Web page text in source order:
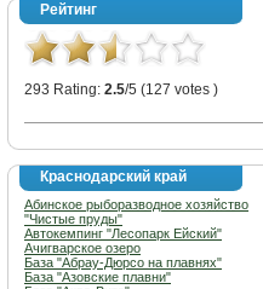
Рейтинг
293 Rating: 2.5/5 (127 votes )
Краснодарский край
Абинское рыборазводное хозяйство
"Чистые пруды"
Автокемпинг "Лесопарк Ейский"
Ачигварское озеро
База "Абрау-Дюрсо на плавнях"
База "Азовские плавни"